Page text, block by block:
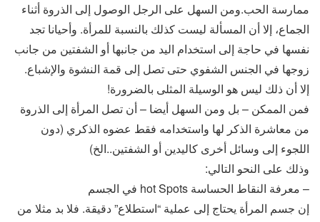
ممارسة الحب.ومن السهل على الرجل الوصول إلى الذروة أثناء
الجماع، إلا أن المسألة ليست كذلك بالنسبة للمرأة. وأحيانا تجد
نفسها في حاجة إلى استخدام اليد من جانبها أو الشفتين من جانب
زوجها في الجنس الشفوي حتى تصل إلى قمة النشوة والإشباع.
إلا أن ذلك ليس هو الوسيلة المثلى بالضرورة!
فمن الممكن – بل ومن السهل أيضا – أن تصل المرأة إلى الذروة
من معاشرة الذكر لها واستخدامه فقط عضوه الذكري (دون
اللجوء إلى وسائل أخرى كاليدين أو الشفتين..الخ)
وذلك على النحو التالي:
– معرفة النقاط الحساسة hot Spots في الجسم
إن جسم المرأة يحتاج إلى عملية “استطلاع” دقيقة. فلا بد مثلا من